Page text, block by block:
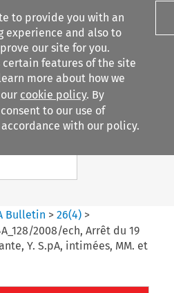
to provide you with an
experience and also to
our site for you.
features of the site
more about how we
cookie policy. By
consent to our use of
with our policy.
Search content
Bulletin >26(4) >
2008/ech, Arrêt du 19
Y. S.pA, intimées, MM. et